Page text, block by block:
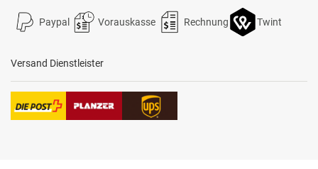
Paypal Vorauskasse Rechnung Twint
Versand Dienstleister